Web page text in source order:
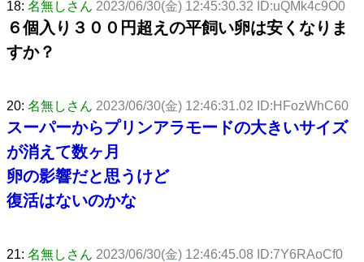
18: 名無しさん 2023/06/30(金) 12:45:30.32 ID:uQMk4c9O0
６個入り３００円超えの平飼い卵は安くなりま
すか？
20: 名無しさん 2023/06/30(金) 12:46:31.02 ID:HFozWhC60
スーパーからプリンアラモードの大きいサイズ
が消えて数ヶ月
卵の影響だと思うけど
復活はないのかな
21: 名無しさん 2023/06/30(金) 12:46:45.08 ID:7Y6RAoCf0